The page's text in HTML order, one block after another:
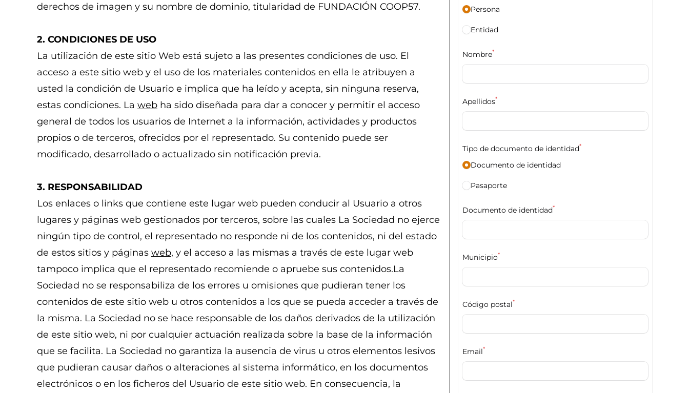
derechos de imagen y su nombre de dominio, titularidad de FUNDACIÓN COOP57.
2. CONDICIONES DE USO
La utilización de este sitio Web está sujeto a las presentes condiciones de uso. El
acceso a este sitio web y el uso de los materiales contenidos en ella le atribuyen a
usted la condición de Usuario e implica que ha leído y acepta, sin ninguna reserva,
estas condiciones. La web ha sido diseñada para dar a conocer y permitir el acceso
general de todos los usuarios de Internet a la información, actividades y productos
propios o de terceros, ofrecidos por el representado. Su contenido puede ser
modificado, desarrollado o actualizado sin notificación previa.
3. RESPONSABILIDAD
Los enlaces o links que contiene este lugar web pueden conducir al Usuario a otros
lugares y páginas web gestionados por terceros, sobre las cuales La Sociedad no ejerce
ningún tipo de control, el representado no responde ni de los contenidos, ni del estado
de estos sitios y páginas web, y el acceso a las mismas a través de este lugar web
tampoco implica que el representado recomiende o apruebe sus contenidos.La
Sociedad no se responsabiliza de los errores u omisiones que pudieran tener los
contenidos de este sitio web u otros contenidos a los que se pueda acceder a través de
la misma. La Sociedad no se hace responsable de los daños derivados de la utilización
de este sitio web, ni por cualquier actuación realizada sobre la base de la información
que se facilita. La Sociedad no garantiza la ausencia de virus u otros elementos lesivos
que pudieran causar daños o alteraciones al sistema informático, en los documentos
electrónicos o en los ficheros del Usuario de este sitio web. En consecuencia, la
Persona
Entidad
Nombre*
Apellidos*
Tipo de documento de identidad*
Documento de identidad
Pasaporte
Documento de identidad*
Municipio*
Código postal*
Email*